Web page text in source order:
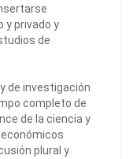
y privado y
de
de investigación
completo de
de la ciencia y
plural y